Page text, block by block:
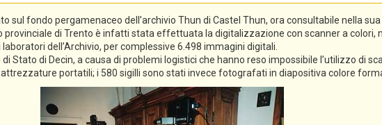
fondo pergamenaceo dell’archivio Thun di Castel Thun, ora consultabile nella
provinciale di Trento è infatti stata effettuata la digitalizzazione con scanner a colori,
dell’Archivio, per complessive 6.498 immagini digitali.
Stato di Decin, a causa di problemi logistici che hanno reso impossibile l’utilizzo di
portatili; i 580 sigilli sono stati invece fotografati in diapositiva colore